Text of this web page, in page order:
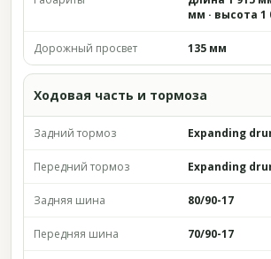
мм · высота 1
Дорожный просвет 135 мм
Ходовая часть и тормоза
Задний тормоз Expanding
Передний тормоз Expanding
Задняя шина 80/90-17
Передняя шина 70/90-17